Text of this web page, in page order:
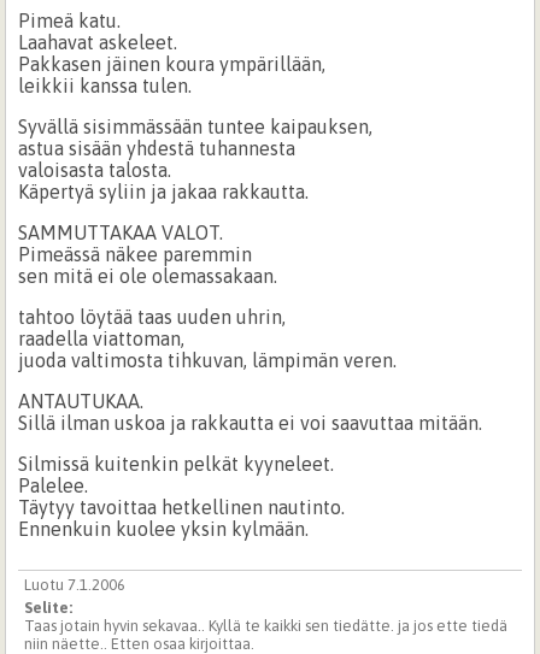
Pimeä katu.
Laahavat askeleet.
Pakkasen jäinen koura ympärillään,
leikkii kanssa tulen.
Syvällä sisimmässään tuntee kaipauksen,
astua sisään yhdestä tuhannesta
valoisasta talosta.
Käpertyä syliin ja jakaa rakkautta.
SAMMUTTAKAA VALOT.
Pimeässä näkee paremmin
sen mitä ei ole olemassakaan.
tahtoo löytää taas uuden uhrin,
raadella viattoman,
juoda valtimosta tihkuvan, lämpimän veren.
ANTAUTUKAA.
Sillä ilman uskoa ja rakkautta ei voi saavuttaa mitään.
Silmissä kuitenkin pelkät kyyneleet.
Palelee.
Täytyy tavoittaa hetkellinen nautinto.
Ennenkuin kuolee yksin kylmään.
Luotu 7.1.2006
Selite:
Taas jotain hyvin sekavaa.. Kyllä te kaikki sen tiedätte. ja jos ette tiedä
niin näette.. Etten osaa kirjoittaa.